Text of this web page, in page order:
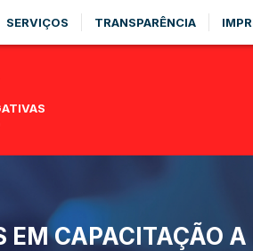
SERVIÇOS TRANSPARÊNCIA
EM CAPACITAÇÃO